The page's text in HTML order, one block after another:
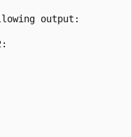
output: